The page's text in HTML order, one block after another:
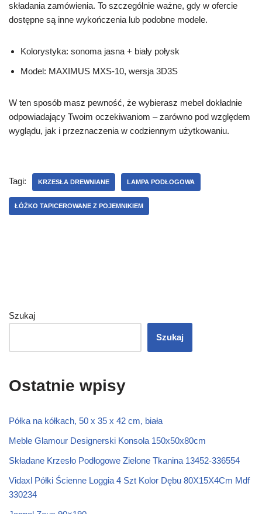
składania zamówienia. To szczególnie ważne, gdy w ofercie
dostępne są inne wykończenia lub podobne modele.
Kolorystyka: sonoma jasna + biały połysk
Model: MAXIMUS MXS-10, wersja 3D3S
W ten sposób masz pewność, że wybierasz mebel dokładnie
odpowiadający Twoim oczekiwaniom – zarówno pod względem
wyglądu, jak i przeznaczenia w codziennym użytkowaniu.
Tagi: KRZESŁA DREWNIANE LAMPA PODŁOGOWA
ŁÓŻKO TAPICEROWANE Z POJEMNIKIEM
Szukaj
Szukaj
Ostatnie wpisy
Półka na kółkach, 50 x 35 x 42 cm, biała
Meble Glamour Designerski Konsola 150x50x80cm
Składane Krzesło Podłogowe Zielone Tkanina 13452-336554
Vidaxl Półki Ścienne Loggia 4 Szt Kolor Dębu 80X15X4Cm Mdf
330234